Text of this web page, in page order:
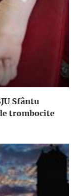
Sfântu
trombocite